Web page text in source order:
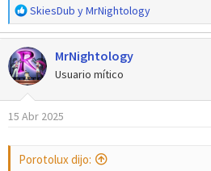
R
e
a
c
c
i
o
n
:
SkiesDub yMrNightology
MrNightology
Usuario mítico
15 Abr 2025
Porotolux dijo: